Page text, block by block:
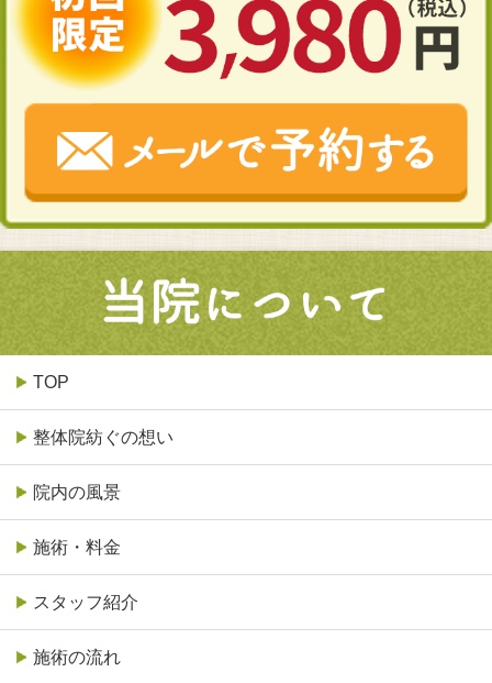
TOP
整体院紡ぐの想い
院内の風景
施術・料金
スタッフ紹介
施術の流れ